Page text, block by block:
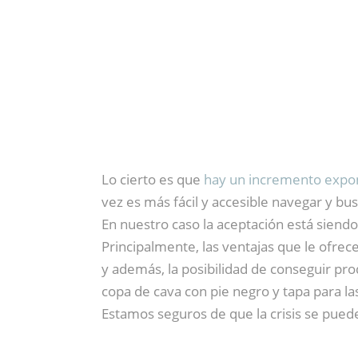
Lo cierto es que hay un incremento
vez es más fácil y accesible navegar y
En nuestro caso la aceptación está
Principalmente, las ventajas que le
y además, la posibilidad de conseguir
copa de cava con pie negro y tapa para
Estamos seguros de que la crisis se